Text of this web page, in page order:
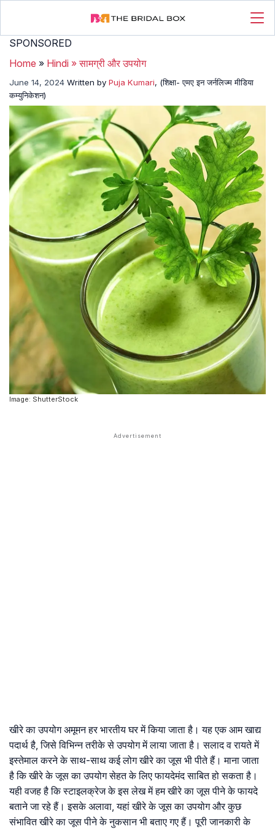
SPONSORED
Home » Hindi »सामग्री और उपयोग
June 14, 2024 Written by Puja Kumari, (शिक्षा- एमए इन जर्नलिज्म मीडिया
कम्युनिकेशन)
Image: ShutterStock
खीरे का उपयोग अमूमन हर भारतीय घर में किया जाता है। यह एक आम खाद्य
पदार्थ है, जिसे विभिन्न तरीके से उपयोग में लाया जाता है। सलाद व रायते में
इस्तेमाल करने के साथ-साथ कई लोग खीरे का जूस भी पीते हैं। माना जाता
है कि खीरे के जूस का उपयोग सेहत के लिए फायदेमंद साबित हो सकता है।
यही वजह है कि स्टाइलक्रेज के इस लेख में हम खीरे का जूस पीने के फायदे
बताने जा रहे हैं। इसके अलावा, यहां खीरे के जूस का उपयोग और कुछ
संभावित खीरे का जूस पीने के नुकसान भी बताए गए हैं। पूरी जानकारी के